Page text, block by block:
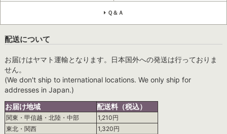
Ｑ＆Ａ
配送について
お届けはヤマト運輸となります。日本国外への発送は行っておりま
せん。
(We don't ship to international locations. We only ship for
addresses in Japan.)
お届け地域
配送料（税込）
関東・甲信越・北陸・中部
1,210円
東北・関西
1,320円